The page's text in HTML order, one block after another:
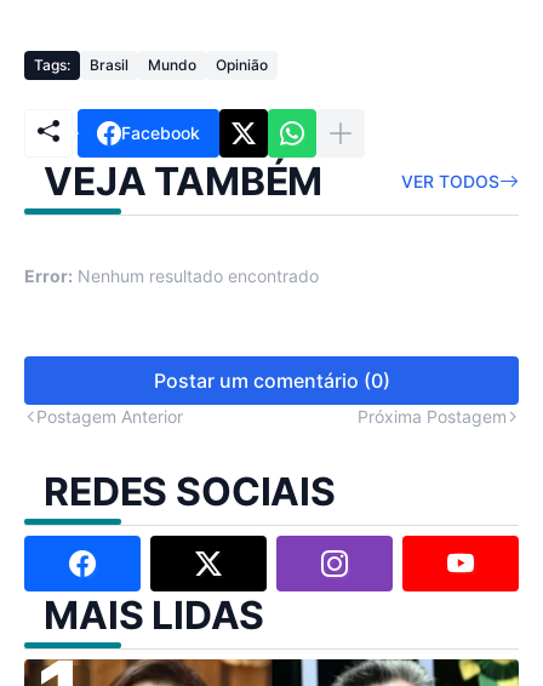
Tags: Brasil Mundo Opinião
Facebook
VEJA TAMBÉM VER TODOS
Error: Nenhum resultado encontrado
Postar um comentário (0)
Postagem Anterior Próxima Postagem
REDES SOCIAIS
MAIS LIDAS